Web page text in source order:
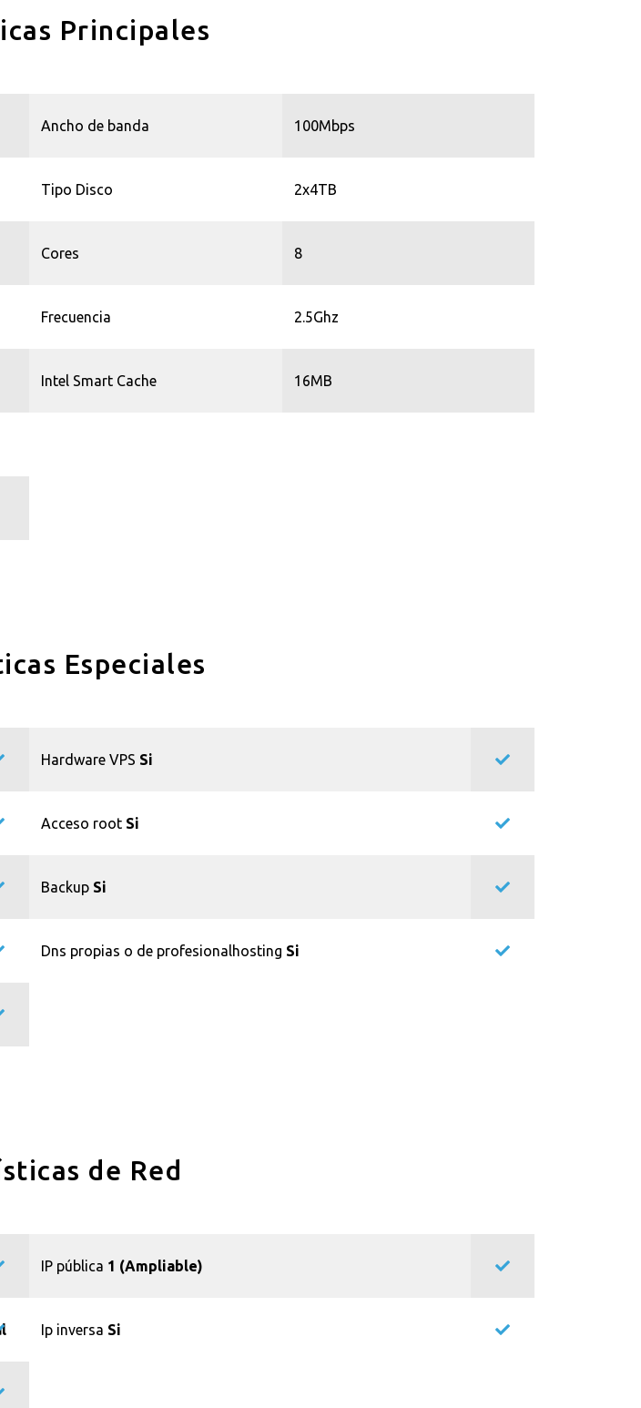
Principales
Ancho de banda 100Mbps
Tipo Disco 2x4TB
Cores 8
Frecuencia 2.5Ghz
Intel Smart Cache 16MB
Especiales
Hardware VPS Si
Acceso root Si
Backup Si
Dns propias o de profesionalhosting Si
de Red
IP pública 1 (Ampliable)
Ip inversa Si